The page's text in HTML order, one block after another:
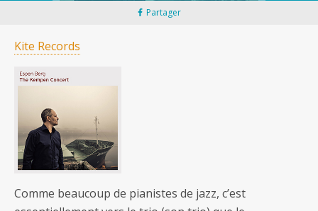
Partager
Kite Records
Comme beaucoup de pianistes de jazz, c’est